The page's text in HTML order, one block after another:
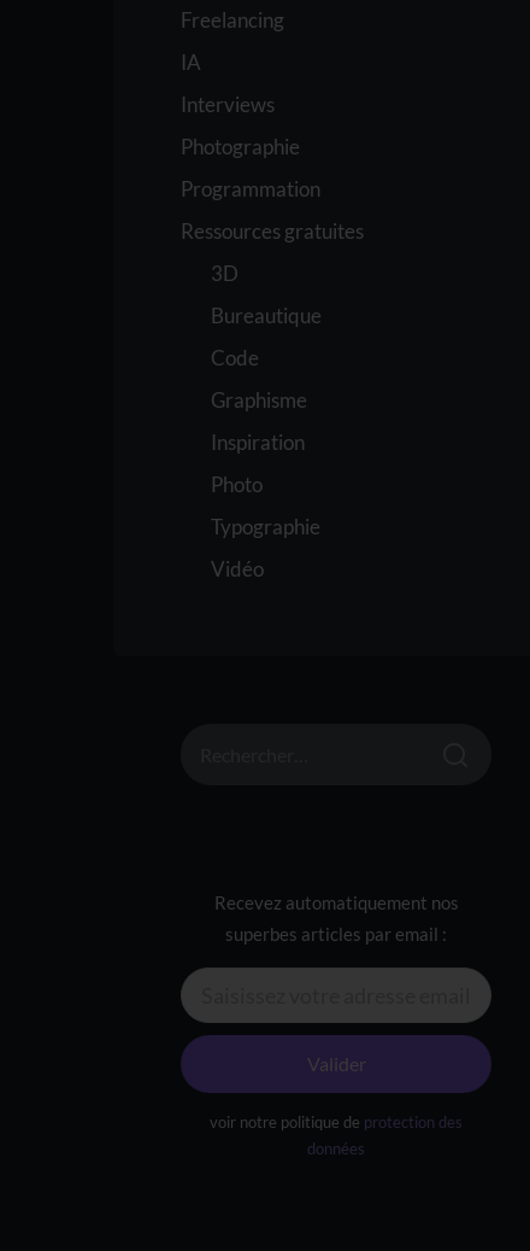
Freelancing
IA
Interviews
Photographie
Programmation
Ressources gratuites
3D
Bureautique
Code
Graphisme
Inspiration
Photo
Typographie
Vidéo
Recevez automatiquement nos
superbes articles par email :
Valider
voir notre politique de protection des
données